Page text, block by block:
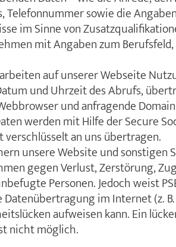
Telefonnummer sowie die
im Sinne von
mit Angaben zum
auf unserer Webseite
und Uhrzeit des Abrufs,
und anfragende
werden mit Hilfe der Secure
verschlüsselt an uns übertragen.
unsere Website und sonstigen
gegen Verlust, Zerstörung,
Personen. Jedoch weist
Datenübertragung im Internet (z.
aufweisen kann. Ein
nicht möglich.